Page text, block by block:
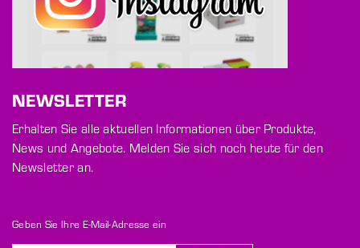
NEWSLETTER
Erhalten Sie alle aktuellen Informationen über Produkte,
News und Angebote. Melden Sie sich noch heute für den
Newsletter an.
Geben Sie Ihre E-Mail-Adresse ein